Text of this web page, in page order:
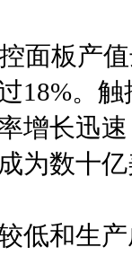
面板产
18%。
增长迅
为数十
低和生